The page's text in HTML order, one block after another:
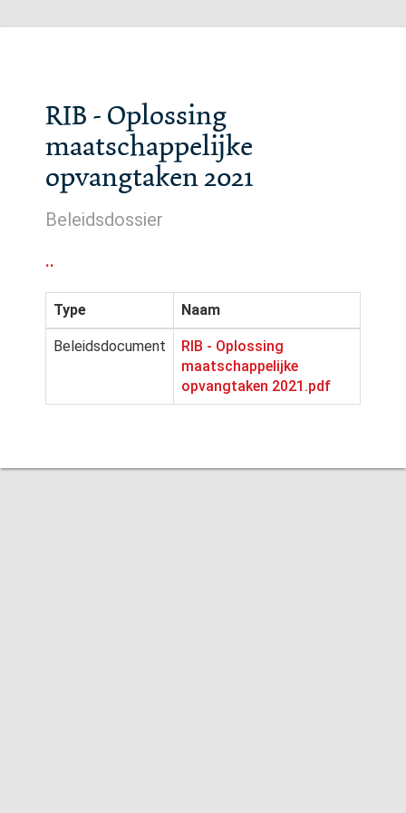
RIB - Oplossing
maatschappelijke
opvangtaken 2021
Beleidsdossier
..
Type Naam
Beleidsdocument
RIB - Oplossing
maatschappelijke
opvangtaken 2021.pdf